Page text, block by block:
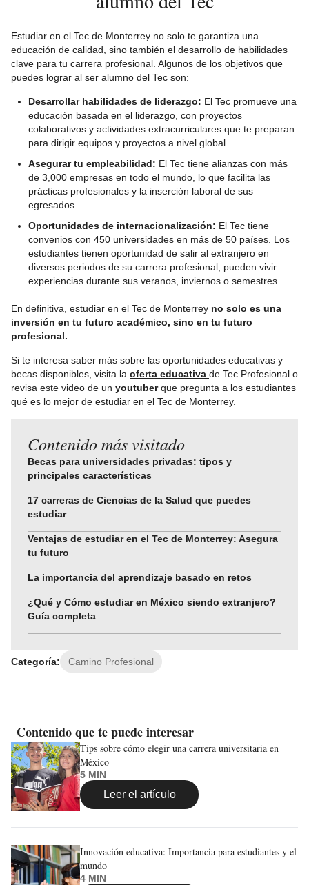
Estudiar en el Tec de Monterrey no solo te garantiza una
educación de calidad, sino también el desarrollo de habilidades
clave para tu carrera profesional. Algunos de los objetivos que
puedes lograr al ser alumno del Tec son:
Desarrollar habilidades de liderazgo: El Tec promueve una
educación basada en el liderazgo, con proyectos
colaborativos y actividades extracurriculares que te preparan
para dirigir equipos y proyectos a nivel global.
Asegurar tu empleabilidad: El Tec tiene alianzas con más
de 3,000 empresas en todo el mundo, lo que facilita las
prácticas profesionales y la inserción laboral de sus
egresados.
Oportunidades de internacionalización: El Tec tiene
convenios con 450 universidades en más de 50 países. Los
estudiantes tienen oportunidad de salir al extranjero en
diversos periodos de su carrera profesional, pueden vivir
experiencias durante sus veranos, inviernos o semestres.
En definitiva, estudiar en el Tec de Monterrey no solo es una
inversión en tu futuro académico, sino en tu futuro
profesional.
Si te interesa saber más sobre las oportunidades educativas y
becas disponibles, visita la oferta educativa de Tec Profesional o
revisa este video de un youtuberque pregunta a los estudiantes
qué es lo mejor de estudiar en el Tec de Monterrey.
Contenido más visitado
Becas para universidades privadas: tipos y
principales características
17 carreras de Ciencias de la Salud que puedes
estudiar
Ventajas de estudiar en el Tec de Monterrey: Asegura
tu futuro
La importancia del aprendizaje basado en retos
¿Qué y Cómo estudiar en México siendo extranjero?
Guía completa
Categoría: Camino Profesional
Contenido que te puede interesar
Tips sobre cómo elegir una carrera universitaria en
México
5 MIN
Leer el artículo
Innovación educativa: Importancia para estudiantes y el
mundo
4 MIN